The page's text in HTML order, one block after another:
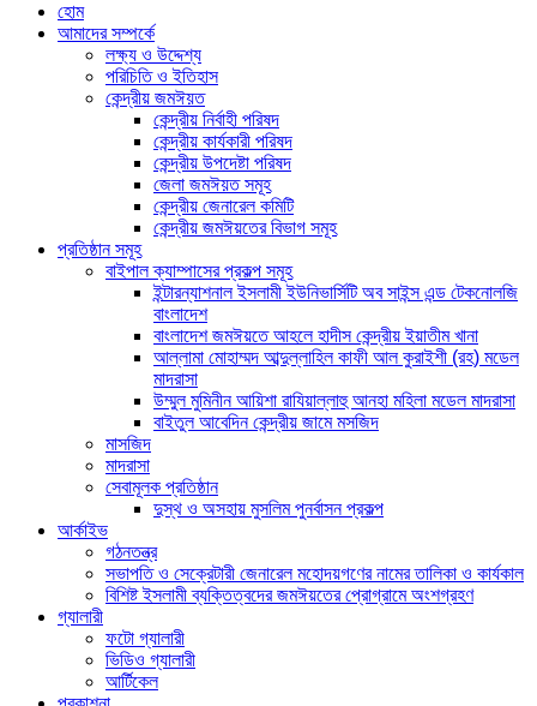
হোম
আমাদের সম্পর্কে
লক্ষ্য ও উদ্দেশ্য
পরিচিতি ও ইতিহাস
কেন্দ্রীয় জমঈয়ত
কেন্দ্রীয় নির্বাহী পরিষদ
কেন্দ্রীয় কার্যকারী পরিষদ
কেন্দ্রীয় উপদেষ্টা পরিষদ
জেলা জমঈয়ত সমূহ
কেন্দ্রীয় জেনারেল কমিটি
কেন্দ্রীয় জমঈয়তের বিভাগ সমূহ
প্রতিষ্ঠান সমূহ
বাইপাল ক্যাম্পাসের প্রকল্প সমূহ
ইন্টারন্যাশনাল ইসলামী ইউনিভার্সিটি অব সাইন্স এন্ড টেকনোলজি
বাংলাদেশ
বাংলাদেশ জমঈয়তে আহলে হাদীস কেন্দ্রীয় ইয়াতীম খানা
আল্লামা মোহাম্মদ আব্দুল্লাহিল কাফী আল কুরাইশী (রহ) মডেল
মাদরাসা
উম্মুল মুমিনীন আয়িশা রাযিয়াল্লাহু আনহা মহিলা মডেল মাদরাসা
বাইতুল আবেদিন কেন্দ্রীয় জামে মসজিদ
মাসজিদ
মাদরাসা
সেবামূলক প্রতিষ্ঠান
দুস্থ ও অসহায় মুসলিম পুনর্বাসন প্রকল্প
আর্কাইভ
গঠনতন্ত্র
সভাপতি ও সেক্রেটারী জেনারেল মহোদয়গণের নামের তালিকা ও কার্যকাল
বিশিষ্ট ইসলামী ব্যক্তিত্বদের জমঈয়তের প্রোগ্রামে অংশগ্রহণ
গ্যালারী
ফটো গ্যালারী
ভিডিও গ্যালারী
আর্টিকেল